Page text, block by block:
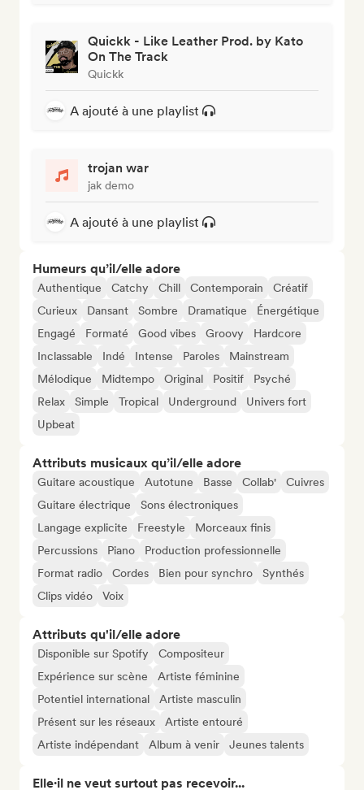
Quickk - Like Leather Prod. by Kato
On The Track
Quickk
A ajouté à une playlist
trojan war
jak demo
A ajouté à une playlist
Humeurs qu’il/elle adore
Authentique Catchy Chill Contemporain
Créatif
Curieux
Dansant Sombre Dramatique
Énergétique
Engagé
Formaté Good vibes Groovy
Hardcore
Inclassable
Indé Intense Paroles
Mainstream
Mélodique
Midtempo Original Positif
Psyché
Relax
Simple Tropical Underground
Univers fort
Upbeat
Attributs musicaux qu’il/elle adore
Guitare acoustique Autotune Basse Collab'
Cuivres
Guitare électrique
Sons électroniques
Langage explicite
Freestyle
Morceaux finis
Percussions
Piano
Production professionnelle
Format radio
Cordes Bien pour synchro
Synthés
Clips vidéo
Voix
Attributs qu'il/elle adore
Disponible sur Spotify
Compositeur
Expérience sur scène
Artiste féminine
Potentiel international
Artiste masculin
Présent sur les réseaux
Artiste entouré
Artiste indépendant
Album à venir Jeunes talents
Elle·il ne veut surtout pas recevoir...